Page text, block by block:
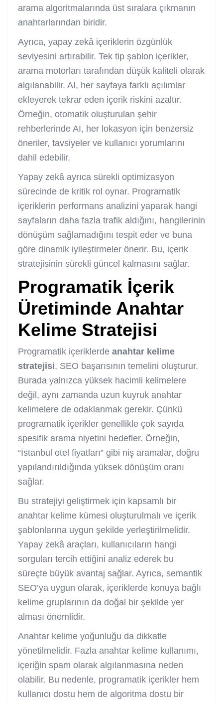
arama algoritmalarında üst sıralara çıkmanın
anahtarlarından biridir.
Ayrıca, yapay zekâ içeriklerin özgünlük
seviyesini artırabilir. Tek tip şablon içerikler,
arama motorları tarafından düşük kaliteli olarak
algılanabilir. AI, her sayfaya farklı açılımlar
ekleyerek tekrar eden içerik riskini azaltır.
Örneğin, otomatik oluşturulan şehir
rehberlerinde AI, her lokasyon için benzersiz
öneriler, tavsiyeler ve kullanıcı yorumlarını
dahil edebilir.
Yapay zekâ ayrıca sürekli optimizasyon
sürecinde de kritik rol oynar. Programatik
içeriklerin performans analizini yaparak hangi
sayfaların daha fazla trafik aldığını, hangilerinin
dönüşüm sağlamadığını tespit eder ve buna
göre dinamik iyileştirmeler önerir. Bu, içerik
stratejisinin sürekli güncel kalmasını sağlar.
Programatik İçerik
Üretiminde Anahtar
Kelime Stratejisi
Programatik içeriklerde anahtar kelime
stratejisi, SEO başarısının temelini oluşturur.
Burada yalnızca yüksek hacimli kelimelere
değil, aynı zamanda uzun kuyruk anahtar
kelimelere de odaklanmak gerekir. Çünkü
programatik içerikler genellikle çok sayıda
spesifik arama niyetini hedefler. Örneğin,
“İstanbul otel fiyatları” gibi niş aramalar, doğru
yapılandırıldığında yüksek dönüşüm oranı
sağlar.
Bu stratejiyi geliştirmek için kapsamlı bir
anahtar kelime kümesi oluşturulmalı ve içerik
şablonlarına uygun şekilde yerleştirilmelidir.
Yapay zekâ araçları, kullanıcıların hangi
sorguları tercih ettiğini analiz ederek bu
süreçte büyük avantaj sağlar. Ayrıca, semantik
SEO’ya uygun olarak, içeriklerde konuya bağlı
kelime gruplarının da doğal bir şekilde yer
alması önemlidir.
Anahtar kelime yoğunluğu da dikkatle
yönetilmelidir. Fazla anahtar kelime kullanımı,
içeriğin spam olarak algılanmasına neden
olabilir. Bu nedenle, programatik içerikler hem
kullanıcı dostu hem de algoritma dostu bir